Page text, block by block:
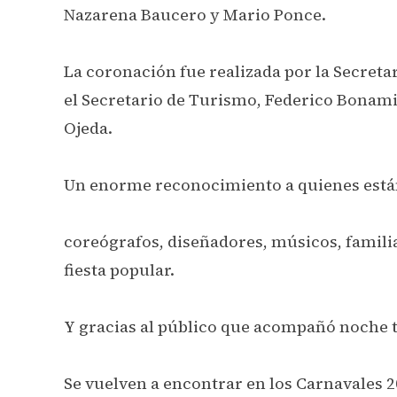
Nazarena Baucero y Mario Ponce.
La coronación fue realizada por la
el Secretario de Turismo, Federico
Ojeda.
Un enorme reconocimiento a quienes
coreógrafos, diseñadores, músicos,
fiesta popular.
Y gracias al público que acompañó
Se vuelven a encontrar en los Carnavales